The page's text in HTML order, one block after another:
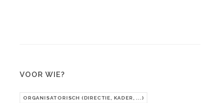
VOOR WIE?
ORGANISATORISCH (DIRECTIE, KADER, ...)